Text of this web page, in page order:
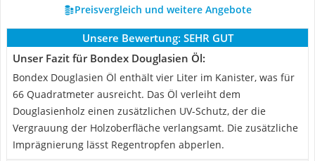
Preisvergleich und weitere Angebote
Unsere Bewertung: SEHR GUT
Unser Fazit für Bondex Douglasien Öl:
Bondex Douglasien Öl enthält vier Liter im Kanister, was für
66 Quadratmeter ausreicht. Das Öl verleiht dem
Douglasienholz einen zusätzlichen UV-Schutz, der die
Vergrauung der Holzoberfläche verlangsamt. Die zusätzliche
Imprägnierung lässt Regentropfen abperlen.